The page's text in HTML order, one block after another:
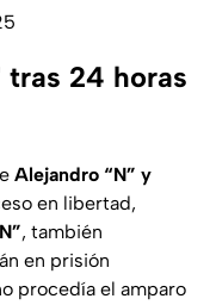
tras 24 horas
Alejandro “N” y
en libertad,
, también
en prisión
procedía el amparo